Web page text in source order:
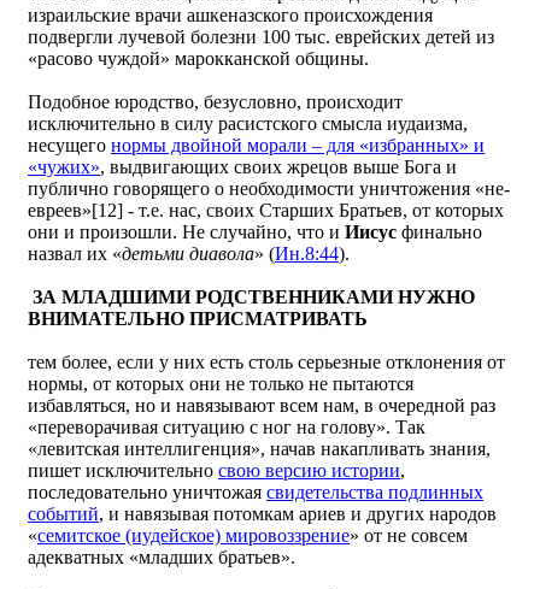
израильские врачи ашкеназского происхождения
подвергли лучевой болезни 100 тыс. еврейских детей из
«расово чуждой» марокканской общины.
Подобное юродство, безусловно, происходит
исключительно в силу расистского смысла иудаизма,
несущего нормы двойной морали – для «избранных» и
«чужих», выдвигающих своих жрецов выше Бога и
публично говорящего о необходимости уничтожения «не-
евреев»[12] - т.е. нас, своих Старших Братьев, от которых
они и произошли. Не случайно, что и Иисус финально
назвал их «детьми диавола» (Ин.8:44).
ЗА МЛАДШИМИ РОДСТВЕННИКАМИ НУЖНО
ВНИМАТЕЛЬНО ПРИСМАТРИВАТЬ
тем более, если у них есть столь серьезные отклонения от
нормы, от которых они не только не пытаются
избавляться, но и навязывают всем нам, в очередной раз
«переворачивая ситуацию с ног на голову». Так
«левитская интеллигенция», начав накапливать знания,
пишет исключительно свою версию истории,
последовательно уничтожая свидетельства подлинных
событий, и навязывая потомкам ариев и других народов
«семитское (иудейское) мировоззрение» от не совсем
адекватных «младших братьев».